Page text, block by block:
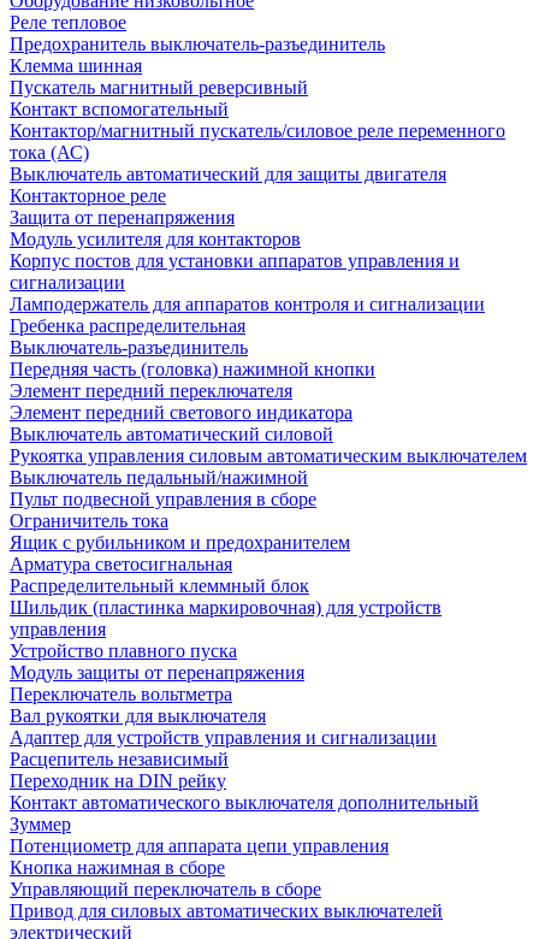
Реле тепловое
Предохранитель выключатель-разъединитель
Клемма шинная
Пускатель магнитный реверсивный
Контакт вспомогательный
Контактор/магнитный пускатель/силовое реле переменного
тока (АС)
Выключатель автоматический для защиты двигателя
Контакторное реле
Защита от перенапряжения
Модуль усилителя для контакторов
Корпус постов для установки аппаратов управления и
сигнализации
Ламподержатель для аппаратов контроля и сигнализации
Гребенка распределительная
Выключатель-разъединитель
Передняя часть (головка) нажимной кнопки
Элемент передний переключателя
Элемент передний светового индикатора
Выключатель автоматический силовой
Рукоятка управления силовым автоматическим выключателем
Выключатель педальный/нажимной
Пульт подвесной управления в сборе
Ограничитель тока
Ящик с рубильником и предохранителем
Арматура светосигнальная
Распределительный клеммный блок
Шильдик (пластинка маркировочная) для устройств
управления
Устройство плавного пуска
Модуль защиты от перенапряжения
Переключатель вольтметра
Вал рукоятки для выключателя
Адаптер для устройств управления и сигнализации
Расцепитель независимый
Переходник на DIN рейку
Контакт автоматического выключателя дополнительный
Зуммер
Потенциометр для аппарата цепи управления
Кнопка нажимная в сборе
Управляющий переключатель в сборе
Привод для силовых автоматических выключателей
электрический